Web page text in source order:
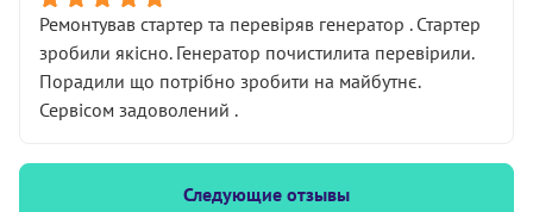
Ремонтував стартер та перевіряв генератор . Стартер
зробили якісно. Генератор почистилита перевірили.
Порадили що потрібно зробити на майбутнє.
Сервісом задоволений .
Следующие отзывы